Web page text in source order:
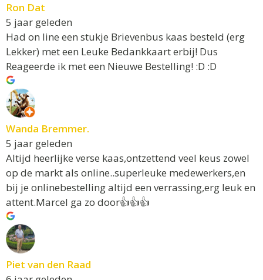
Ron Dat
5 jaar geleden
Had on line een stukje Brievenbus kaas besteld (erg
Lekker) met een Leuke Bedankkaart erbij! Dus
Reageerde ik met een Nieuwe Bestelling! :D :D
Wanda Bremmer.
5 jaar geleden
Altijd heerlijke verse kaas,ontzettend veel keus zowel
op de markt als online..superleuke medewerkers,en
bij je onlinebestelling altijd een verrassing,erg leuk en
attent.Marcel ga zo door👍👍👍
Piet van den Raad